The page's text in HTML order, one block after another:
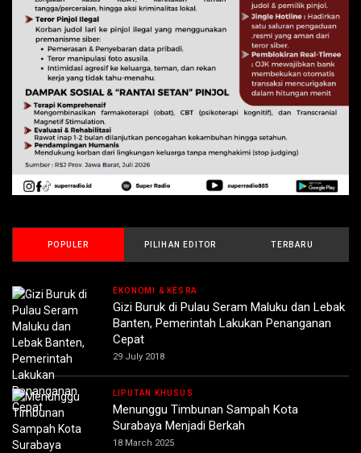
POPULER PILIHAN EDITOR TERBARU
EKONOMI & KESRA
Gizi Buruk di Pulau Seram Maluku dan Lebak
Banten, Pemerintah Lakukan Penanganan
Cepat
29 July 2018
LIPUTAN KHUSUS
Menunggu Timbunan Sampah Kota
Surabaya Menjadi Berkah
18 March 2025